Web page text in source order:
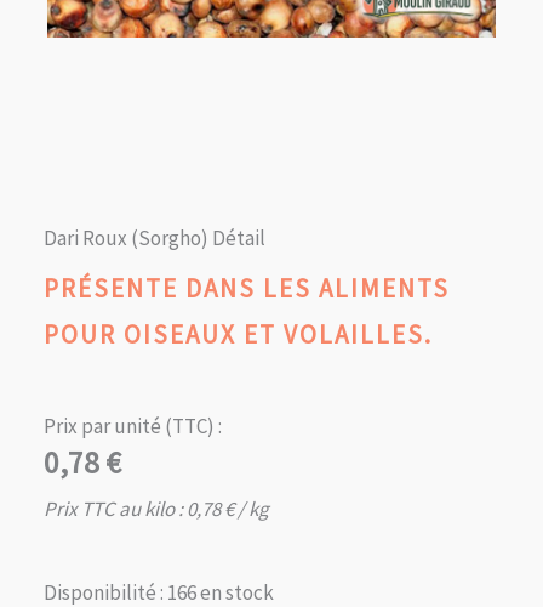
Dari Roux (Sorgho) Détail
PRÉSENTE DANS LES ALIMENTS
POUR OISEAUX ET VOLAILLES.
Prix par unité (TTC) :
0,78€
Prix TTC au kilo :0,78€/ kg
Disponibilité : 166 en stock